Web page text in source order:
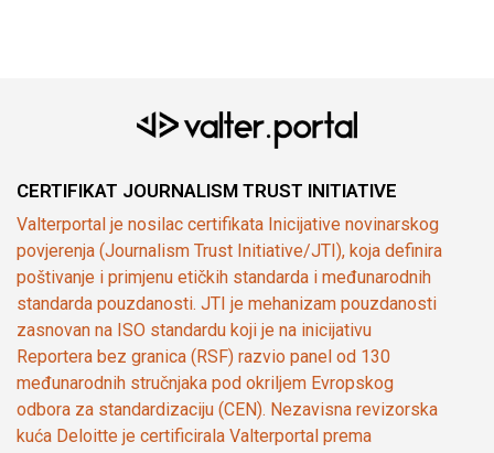
CERTIFIKAT JOURNALISM TRUST INITIATIVE
Valterportal je nosilac certifikata Inicijative novinarskog
povjerenja (Journalism Trust Initiative/JTI), koja definira
poštivanje i primjenu etičkih standarda i međunarodnih
standarda pouzdanosti. JTI je mehanizam pouzdanosti
zasnovan na ISO standardu koji je na inicijativu
Reportera bez granica (RSF) razvio panel od 130
međunarodnih stručnjaka pod okriljem Evropskog
odbora za standardizaciju (CEN). Nezavisna revizorska
kuća Deloitte je certificirala Valterportal prema